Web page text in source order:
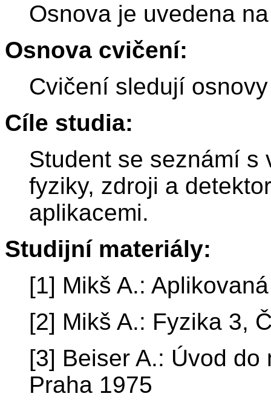
Osnova je uvedena
Osnova cvičení:
Cvičení sledují
Cíle studia:
Student se seznámí s
fyziky, zdroji a
aplikacemi.
Studijní materiály:
[1] Mikš A.:
[2] Mikš A.: Fyzika 3,
[3] Beiser A.: Úvod
Praha 1975